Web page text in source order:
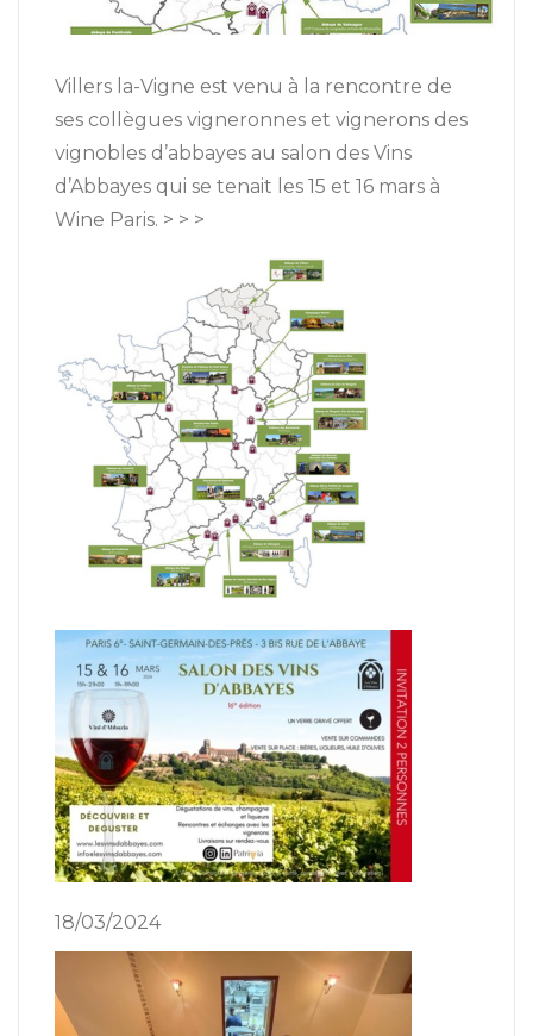
Villers la-Vigne est venu à la rencontre de
ses collègues vigneronnes et vignerons des
vignobles d’abbayes au salon des Vins
d’Abbayes qui se tenait les 15 et 16 mars à
Wine Paris. > > >
18/03/2024